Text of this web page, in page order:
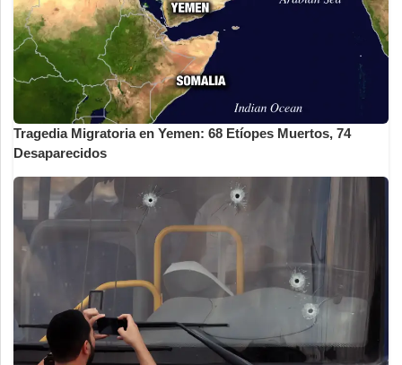
Tragedia Migratoria en Yemen: 68 Etíopes Muertos, 74
Desaparecidos